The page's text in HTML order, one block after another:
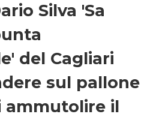
Silva 'Sa
del Cagliari
sul pallone
ammutolire il